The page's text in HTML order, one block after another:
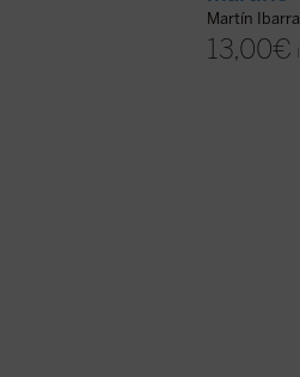
Martín
13,00€